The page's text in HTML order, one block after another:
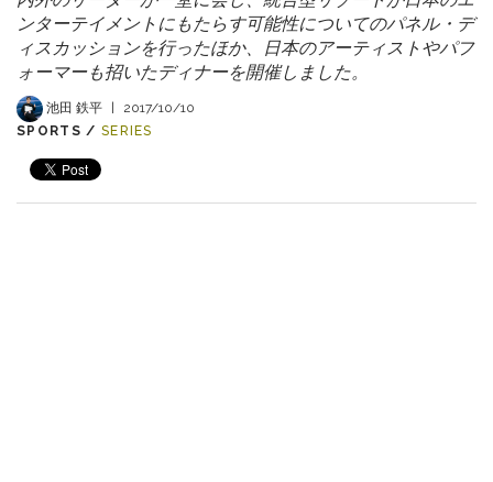
ンターテイメントにもたらす可能性についてのパネル・デ
ィスカッションを⾏ったほか、⽇本のアーティストやパフ
ォーマーも招いたディナーを開催しました。
池田 鉄平
2017/10/10
SPORTS / SERIES